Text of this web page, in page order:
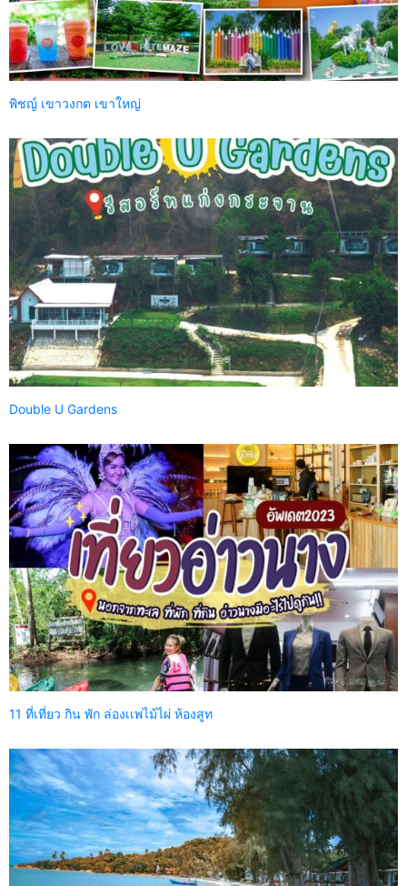
พิชญ์ เขาวงกต เขาใหญ่
Double U Gardens
11 ที่เที่ยว กิน พัก ล่องเเพไม้ไผ่ ห้องสูท